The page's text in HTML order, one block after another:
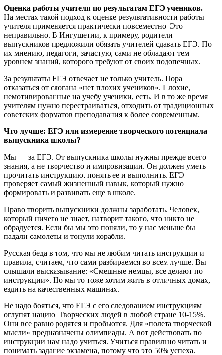
Оценка работы учителя по результатам ЕГЭ учеников.
На местах такой подход к оценке результативности работы
учителя применяется практически повсеместно. Это
неправильно. В Ингушетии, к примеру, родители
выпускников предложили обязать учителей сдавать ЕГЭ. По
их мнению, педагоги, зачастую, сами не обладают тем
уровнем знаний, которого требуют от своих подопечных.
За результаты ЕГЭ отвечает не только учитель. Пора
отказаться от слогана «нет плохих учеников». Плохие,
немотивированные на учебу ученики, есть. И в то же время
учителям нужно перестраиваться, отходить от традиционных
советских форматов преподавания к более современным.
Что лучше: ЕГЭ или измерение творческого потенциала
выпускника школы?
Мы — за ЕГЭ. От выпускника школы нужны прежде всего
знания, а не творчество и импровизации. Он должен уметь
прочитать инструкцию, понять ее и выполнить. ЕГЭ
проверяет самый жизненный навык, который нужно
формировать и развивать еще в школе.
Право творить выпускники должны заработать. Человек,
который ничего не знает, натворит такого, что никто не
обрадуется. Если бы мы это поняли, то у нас меньше бы
падали самолеты и тонули корабли.
Русская беда в том, что мы не любим читать инструкции и
правила, считаем, что сами разбираемся во всем лучше. Вы
слышали высказывание: «Смешные немцы, все делают по
инструкции». Но мы то тоже хотим жить в отличных домах,
ездить на качественных машинах.
Не надо бояться, что ЕГЭ с его следованием инструкциям
оглупят нацию. Творческих людей в любой стране 10-15%.
Они все равно родятся и пробьются. Для «полета творческой
мысли» предназначены олимпиады. А вот действовать по
инструкции нам надо учиться. Учиться правильно читать и
понимать задание экзамена, потому что это 50% успеха.